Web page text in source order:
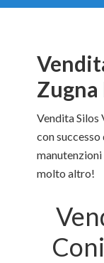
Vendita Silos
con
molto altro!